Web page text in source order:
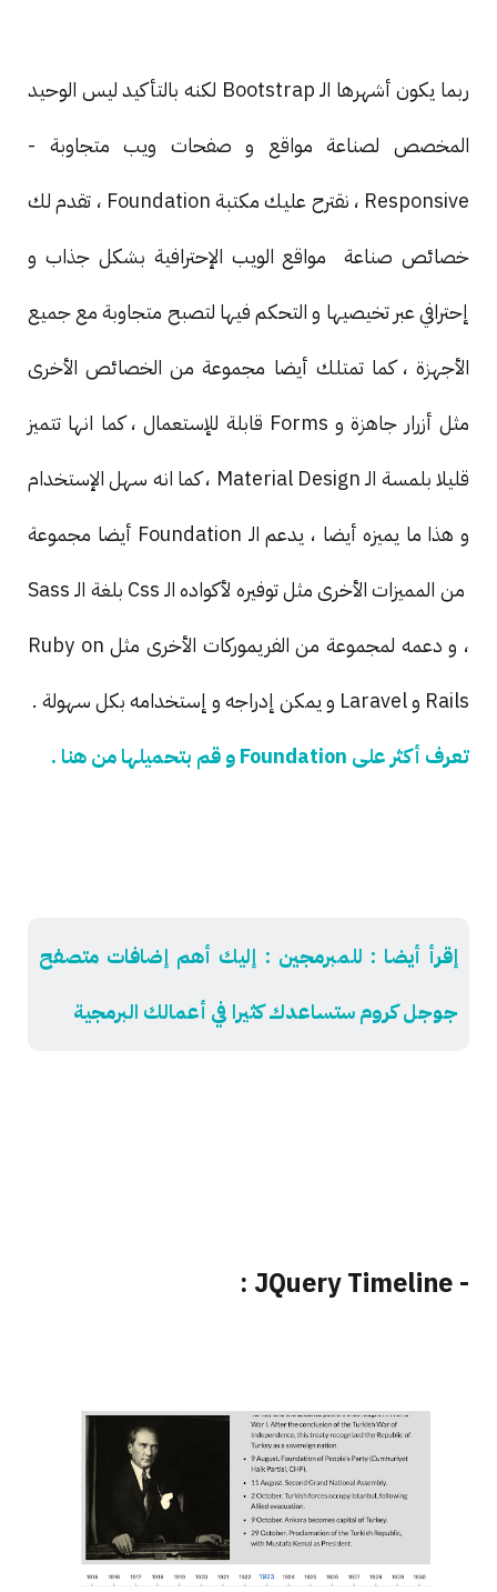
ربما يكون أشهرها الـ Bootstrap لكنه بالتأكيد ليس الوحيد
المخصص لصناعة مواقع و صفحات ويب متجاوبة -
Responsive ، نقترح عليك مكتبة Foundation ، تقدم لك
خصائص صناعة مواقع الويب الإحترافية بشكل جذاب و
إحترافي عبر تخيصيها و التحكم فيها لتصبح متجاوبة مع جميع
الأجهزة ، كما تمتلك أيضا مجموعة من الخصائص الأخرى
مثل أزرار جاهزة و Forms قابلة للإستعمال ، كما انها تتميز
قليلا بلمسة الـ Material Design ، كما انه سهل الإستخدام
و هذا ما يميزه أيضا ، يدعم الـ Foundation أيضا مجموعة
من المميزات الأخرى مثل توفيره لأكواده الـ Css بلغة الـ Sass
، و دعمه لمجموعة من الفريموركات الأخرى مثل Ruby on
Rails و Laravel و يمكن إدراجه و إستخدامه بكل سهولة .
تعرف أكثر على Foundation و قم بتحميلها من هنا .
إقرأ أيضا : للمبرمجين : إليك أهم إضافات متصفح
جوجل كروم ستساعدك كثيرا في أعمالك البرمجية
- JQuery Timeline :